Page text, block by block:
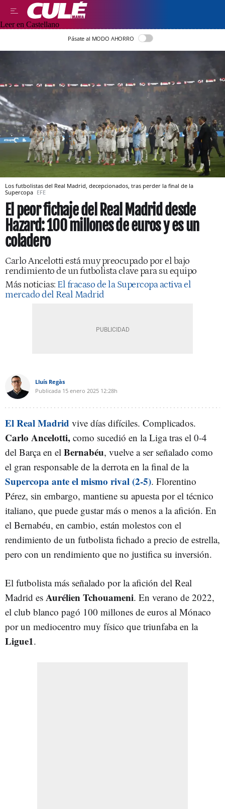
Leer en Castellano
Pásate al MODO AHORRO
Los futbolistas del Real Madrid, decepcionados, tras perder la final de la
Supercopa EFE
El peor fichaje del Real Madrid desde
Hazard: 100 millones de euros y es un
coladero
Carlo Ancelotti está muy preocupado por el bajo
rendimiento de un futbolista clave para su equipo
Más noticias: El fracaso de la Supercopa activa el
mercado del Real Madrid
Lluís Regàs
Publicada 15 enero 2025 12:28h
El Real Madrid vive días difíciles. Complicados.
Carlo Ancelotti, como sucedió en la Liga tras el 0-4
del Barça en el Bernabéu, vuelve a ser señalado como
el gran responsable de la derrota en la final de la
Supercopa ante el mismo rival (2-5). Florentino
Pérez, sin embargo, mantiene su apuesta por el técnico
italiano, que puede gustar más o menos a la afición. En
el Bernabéu, en cambio, están molestos con el
rendimiento de un futbolista fichado a precio de estrella,
pero con un rendimiento que no justifica su inversión.
El futbolista más señalado por la afición del Real
Madrid es Aurélien Tchouameni. En verano de 2022,
el club blanco pagó 100 millones de euros al Mónaco
por un mediocentro muy físico que triunfaba en la
Ligue1.